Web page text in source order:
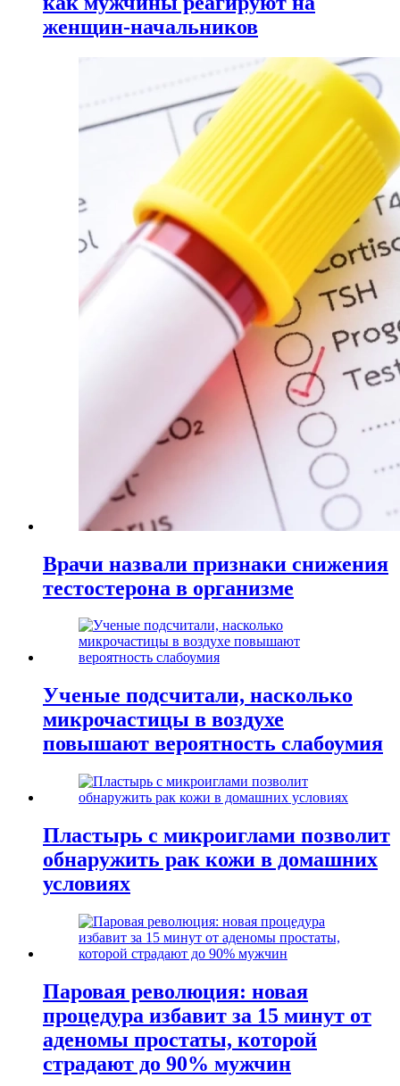
женщин-начальников
Врачи назвали признаки снижения
тестостерона в организме
Ученые подсчитали, насколько
микрочастицы в воздухе
повышают вероятность слабоумия
Пластырь с микроиглами позволит
обнаружить рак кожи в домашних
условиях
Паровая революция: новая
процедура избавит за 15 минут от
аденомы простаты, которой
страдают до 90% мужчин